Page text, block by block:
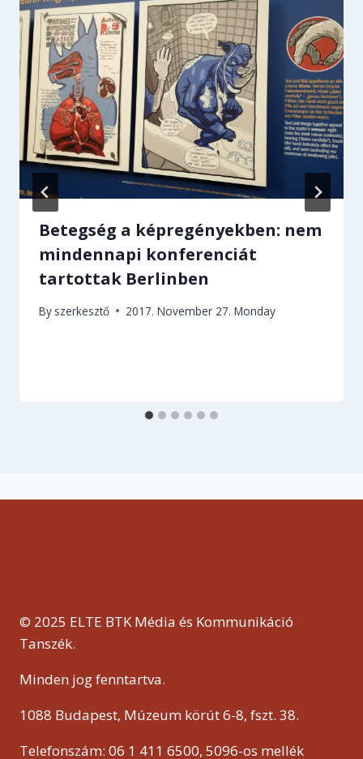
Betegség a képregényekben: nem
mindennapi konferenciát
tartottak Berlinben
By szerkesztő 2017. November 27. Monday
© 2025 ELTE BTK Média és Kommunikáció
Tanszék.
Minden jog fenntartva.
1088 Budapest, Múzeum körút 6-8, fszt. 38.
Telefonszám: 06 1 411 6500, 5096-os mellék